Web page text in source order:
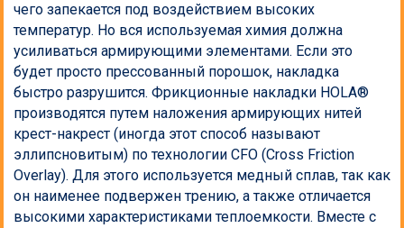
чего запекается под воздействием высоких
температур. Но вся используемая химия должна
усиливаться армирующими элементами. Если это
будет просто прессованный порошок, накладка
быстро разрушится. Фрикционные накладки HOLA®
производятся путем наложения армирующих нитей
крест-накрест (иногда этот способ называют
эллипсновитым) по технологии CFO (Cross Friction
Overlay). Для этого используется медный сплав, так как
он наименее подвержен трению, а также отличается
высокими характеристиками теплоемкости. Вместе с